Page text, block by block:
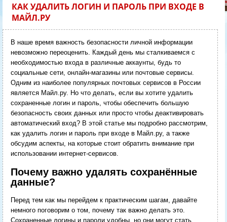
КАК УДАЛИТЬ ЛОГИН И ПАРОЛЬ ПРИ ВХОДЕ В
МАЙЛ.РУ
В наше время важность безопасности личной информации
невозможно переоценить. Каждый день мы сталкиваемся с
необходимостью входа в различные аккаунты, будь то
социальные сети, онлайн-магазины или почтовые сервисы.
Одним из наиболее популярных почтовых сервисов в России
является Майл.ру. Но что делать, если вы хотите удалить
сохраненные логин и пароль, чтобы обеспечить большую
безопасность своих данных или просто чтобы деактивировать
автоматический вход? В этой статье мы подробно рассмотрим,
как удалить логин и пароль при входе в Майл.ру, а также
обсудим аспекты, на которые стоит обратить внимание при
использовании интернет-сервисов.
Почему важно удалять сохранённые
данные?
Перед тем как мы перейдем к практическим шагам, давайте
немного поговорим о том, почему так важно делать это.
Сохраненные логины и пароли удобны, но они могут стать